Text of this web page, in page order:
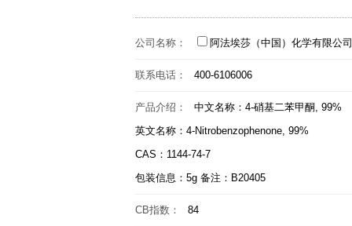
公司名称： 阿法埃莎（中国）化学有限公司
联系电话： 400-6106006
产品介绍：
中文名称：4-硝基二苯甲酮, 99%
英文名称：4-Nitrobenzophenone, 99%
CAS：1144-74-7
包装信息：5g 备注：B20405
CB指数： 84